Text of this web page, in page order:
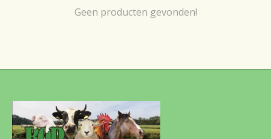
Geen producten gevonden!